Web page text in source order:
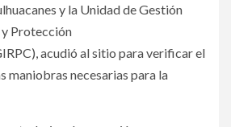
y la Unidad de Gestión
y Protección
acudió al sitio para verificar el
maniobras necesarias para la